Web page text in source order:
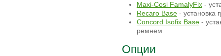
Maxi-Cosi FamalyFix -
Recaro Base - установка
Concord Isofix Base -
ремнем
Опции